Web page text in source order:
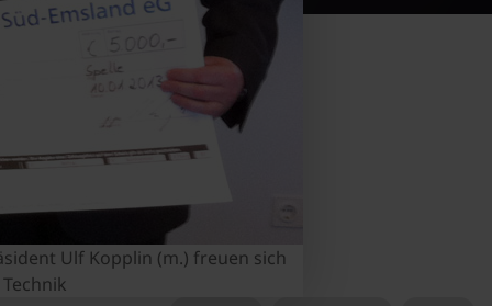
Ulf Kopplin (m.) freuen sich